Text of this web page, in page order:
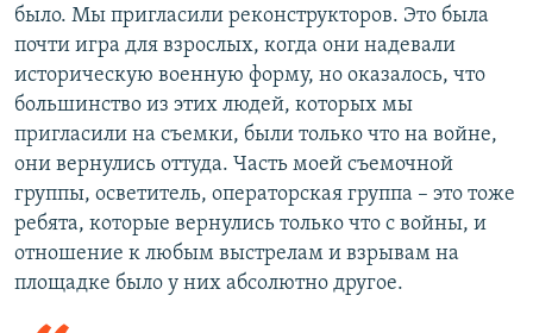
было. Мы пригласили реконструкторов. Это была
почти игра для взрослых, когда они надевали
историческую военную форму, но оказалось, что
большинство из этих людей, которых мы
пригласили на съемки, были только что на войне,
они вернулись оттуда. Часть моей съемочной
группы, осветитель, операторская группа – это тоже
ребята, которые вернулись только что с войны, и
отношение к любым выстрелам и взрывам на
площадке было у них абсолютно другое.